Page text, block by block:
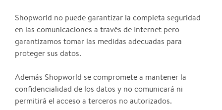
Shopworld no puede garantizar la completa seguridad
en las comunicaciones a través de Internet pero
garantizamos tomar las medidas adecuadas para
proteger sus datos.
Además Shopworld se compromete a mantener la
confidencialidad de los datos y no comunicará ni
permitirá el acceso a terceros no autorizados.